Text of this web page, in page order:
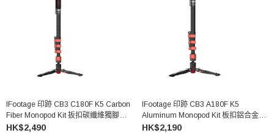
IFootage 印跡 CB3 C180F K5 Carbon
Fiber Monopod Kit 扳扣碳纖維獨腳架
套裝
HK$2,490
IFootage 印跡 CB3 A180F K5
Aluminum Monopod Kit 板扣鋁合金獨
腳架套裝
HK$2,190